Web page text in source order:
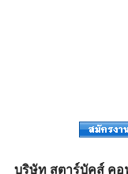
บริษัท สตาร์บัคส์ คอ